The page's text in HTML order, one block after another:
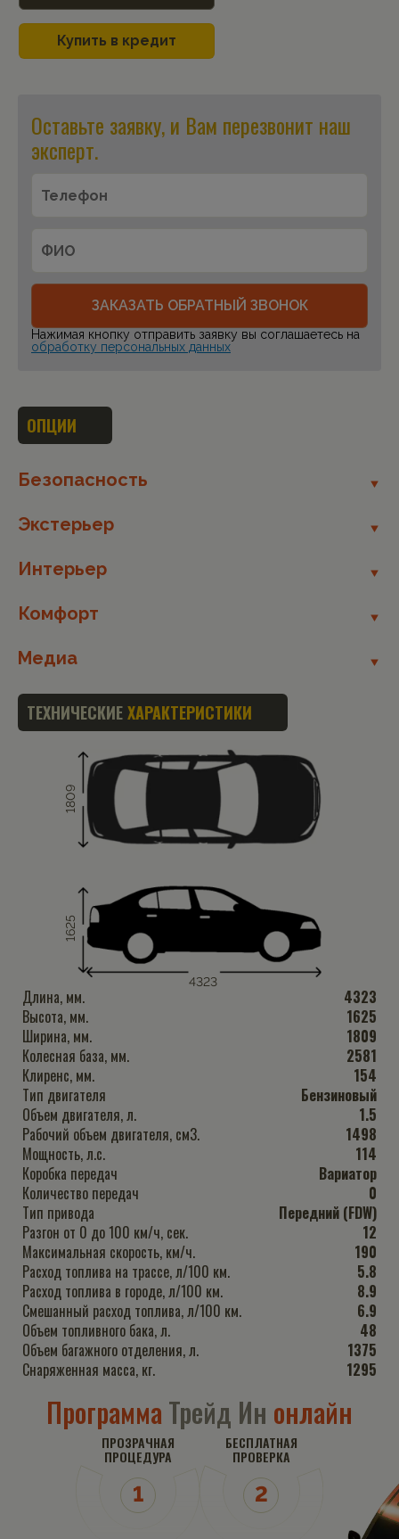
Купить в кредит
Оставьте заявку, и Вам перезвонит наш
эксперт.
ЗАКАЗАТЬ ОБРАТНЫЙ ЗВОНОК
Нажимая кнопку отправить заявку вы соглашаетесь на
обработку персональных данных
ОПЦИИ
Безопасность
Экстерьер
Интерьер
Комфорт
Медиа
ТЕХНИЧЕСКИЕХАРАКТЕРИСТИКИ
4323
1625
1809
Длина, мм.
4323
Высота, мм.
1625
Ширина, мм.
1809
Колесная база, мм.
2581
Клиренс, мм.
154
Тип двигателя
Бензиновый
Объем двигателя, л.
1.5
Рабочий объем двигателя, см3.
1498
Мощность, л.с.
114
Коробка передач
Вариатор
Количество передач
0
Тип привода
Передний (FDW)
Разгон от 0 до 100 км/ч, сек.
12
Максимальная скорость, км/ч.
190
Расход топлива на трассе, л/100 км.
5.8
Расход топлива в городе, л/100 км.
8.9
Смешанный расход топлива, л/100 км.
6.9
Объем топливного бака, л.
48
Объем багажного отделения, л.
1375
Снаряженная масса, кг.
1295
ПрограммаТрейд Ин онлайн
ПРОЗРАЧНАЯ
ПРОЦЕДУРА
БЕСПЛАТНАЯ
ПРОВЕРКА